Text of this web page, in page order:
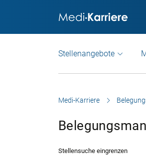
Stellenangebote
Medi-Karriere
Stellensuche eingrenzen